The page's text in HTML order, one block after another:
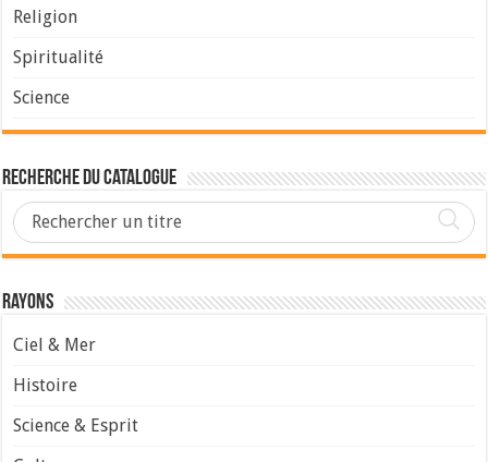
Religion
Spiritualité
Science
Recherche du Catalogue
Rayons
Ciel & Mer
Histoire
Science & Esprit